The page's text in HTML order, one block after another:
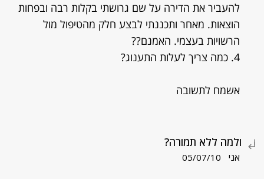
להעביר את הדירה על שם גרושתי בקלות רבה ובפחות
הוצאות. מאחר ותכננתי לבצע חלק מהטיפול מול
הרשויות בעצמי. האמנם??
4. כמה צריך לעלות התענוג?
אשמח לתשובה
ולמה ללא תמורה?
אני 05/07/10